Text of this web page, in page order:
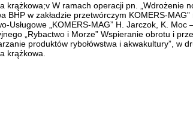
krążkowa;v W ramach operacji pn. „Wdrożenie
BHP w zakładzie przetwórczym KOMERS-
Usługowe „KOMERS-MAG” H. Jarczok, K.
„Rybactwo i Morze” Wspieranie obrotu i
produktów rybołówstwa i akwakultury”, w
krążkowa.